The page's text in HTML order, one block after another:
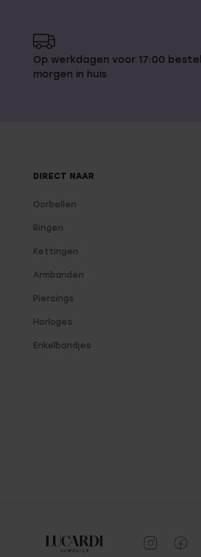
Op werkdagen voor 17:00
morgen in huis
DIRECT NAAR
Oorbellen
Ringen
Kettingen
Armbanden
Piercings
Horloges
Enkelbandjes